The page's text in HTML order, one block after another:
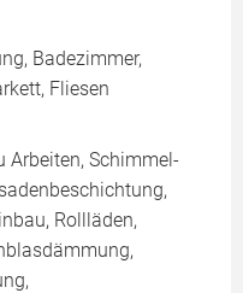
Badezimmer,
Fliesen
Arbeiten, Schimmel-
Rollläden,